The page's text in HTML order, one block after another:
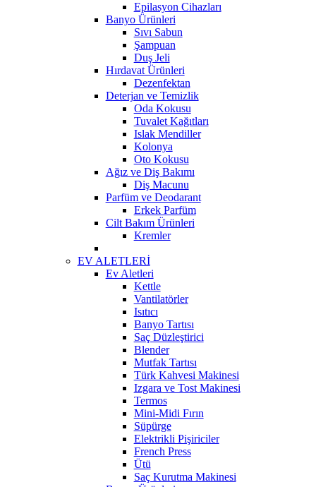
Epilasyon Cihazları
Banyo Ürünleri
Sıvı Sabun
Şampuan
Duş Jeli
Hırdavat Ürünleri
Dezenfektan
Deterjan ve Temizlik
Oda Kokusu
Tuvalet Kağıtları
Islak Mendiller
Kolonya
Oto Kokusu
Ağız ve Diş Bakımı
Diş Macunu
Parfüm ve Deodarant
Erkek Parfüm
Cilt Bakım Ürünleri
Kremler
EV ALETLERİ
Ev Aletleri
Kettle
Vantilatörler
Isıtıcı
Banyo Tartısı
Saç Düzleştirici
Blender
Mutfak Tartısı
Türk Kahvesi Makinesi
Izgara ve Tost Makinesi
Termos
Mini-Midi Fırın
Süpürge
Elektrikli Pişiriciler
French Press
Ütü
Saç Kurutma Makinesi